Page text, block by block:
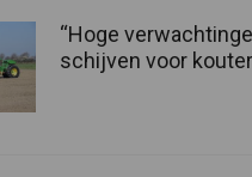
“Hoge
schijven voor